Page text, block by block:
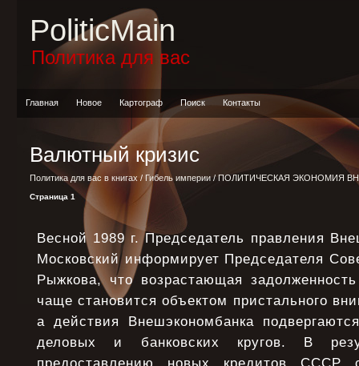
PoliticMain
Политика для вас
Главная Новое Картограф Поиск Контакты
Валютный кризис
Политика для вас в книгах / Гибель империи/ПОЛИТИЧЕСКАЯ ЭКОНОМИЯ
Страница 1
Весной 1989 г. Председатель правления
Московский информирует Председателя
Рыжкова, что возрастающая
чаще становится объектом пристального
а действия Внешэкономбанка
деловых и банковских кругов. В
предоставлению новых кредитов СССР